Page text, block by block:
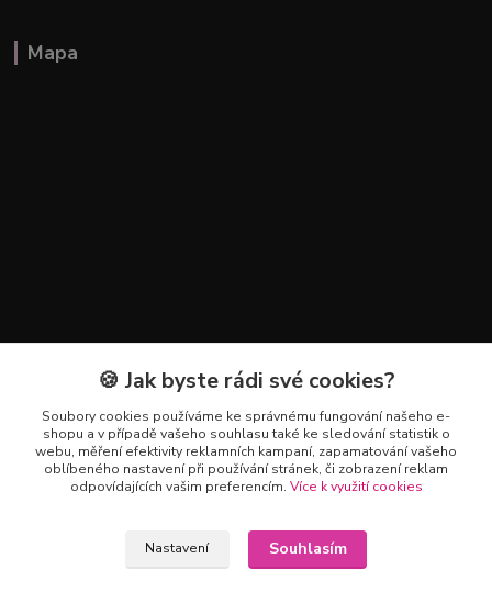
Mapa
Kontakty
+420 602 223 614
info@zahradnictvipetro.cz
🍪 Jak byste rádi své cookies?
Soubory cookies používáme ke správnému fungování našeho e-
shopu a v případě vašeho souhlasu také ke sledování statistik o
webu, měření efektivity reklamních kampaní, zapamatování vašeho
oblíbeného nastavení při používání stránek, či zobrazení reklam
odpovídajících vašim preferencím. Více k využití cookies
Nastavení Souhlasím